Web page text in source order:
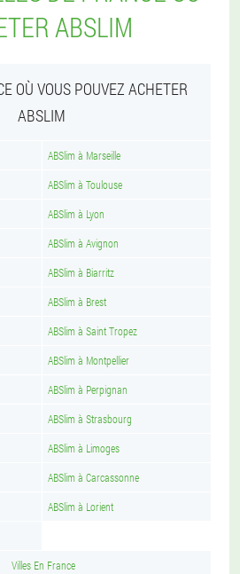
ABSLIM
OÙ VOUS POUVEZ ACHETER
ABSLIM
ABSlim à Marseille
ABSlim à Toulouse
ABSlim à Lyon
ABSlim à Avignon
ABSlim à Biarritz
ABSlim à Brest
ABSlim à Saint Tropez
ABSlim à Montpellier
ABSlim à Perpignan
ABSlim à Strasbourg
ABSlim à Limoges
ABSlim à Carcassonne
ABSlim à Lorient
Villes En France